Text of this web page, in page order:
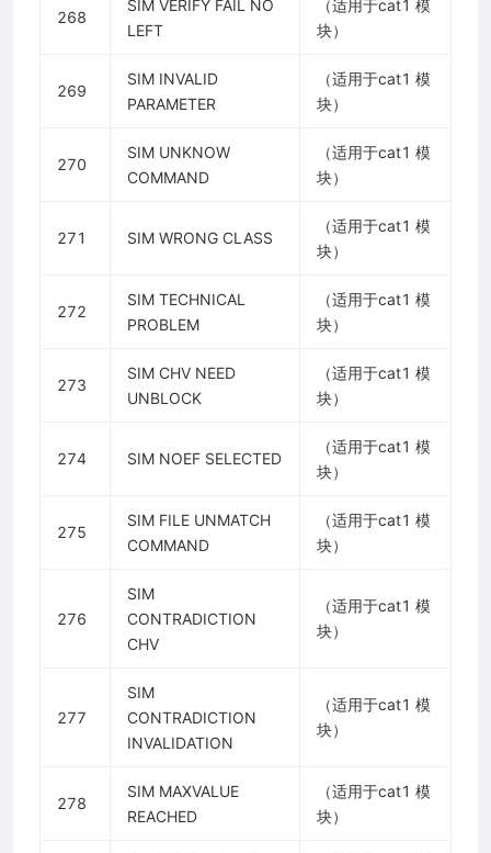
268
SIM VERIFY FAIL NO
LEFT
（适用于cat1 模
块）
269
SIM INVALID
PARAMETER
（适用于cat1 模
块）
270
SIM UNKNOW
COMMAND
（适用于cat1 模
块）
271 SIM WRONG CLASS
（适用于cat1 模
块）
272
SIM TECHNICAL
PROBLEM
（适用于cat1 模
块）
273
SIM CHV NEED
UNBLOCK
（适用于cat1 模
块）
274 SIM NOEF SELECTED
（适用于cat1 模
块）
275
SIM FILE UNMATCH
COMMAND
（适用于cat1 模
块）
276
SIM
CONTRADICTION
CHV
（适用于cat1 模
块）
277
SIM
CONTRADICTION
INVALIDATION
（适用于cat1 模
块）
278
SIM MAXVALUE
REACHED
（适用于cat1 模
块）